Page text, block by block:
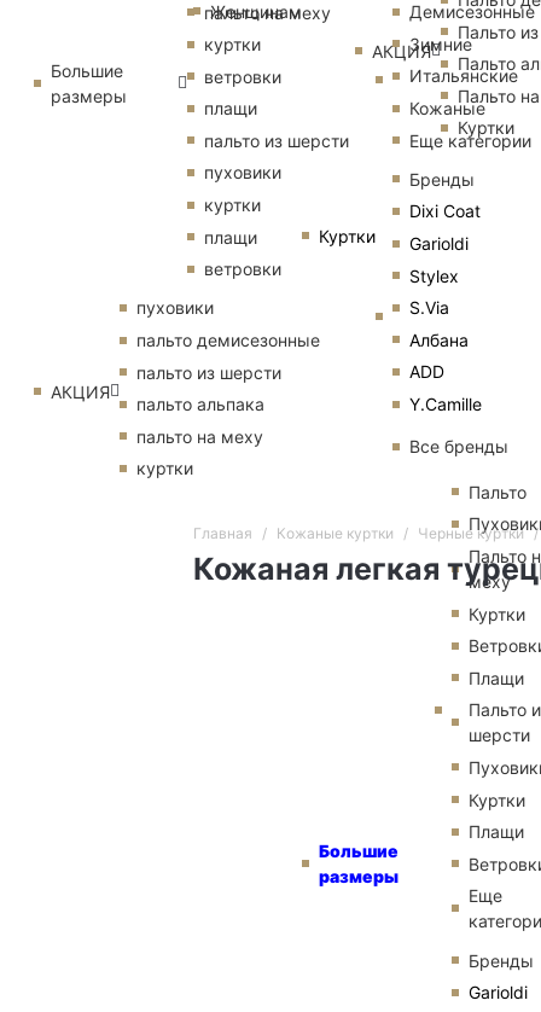
Женщинам
Куртки
Демисезонные
Зимние
Итальянские
Кожаные
Еще категории
Бренды
Dixi Coat
Garioldi
Stylex
S.Via
Албана
ADD
Y.Camille
Все бренды
Большие
размеры
Пальто
Пальто
меху
Куртки
Плащи
Пальто
шерсти
Куртки
Плащи
Еще
Бренды
Garioldi
Большие
размеры
пальто на меху
куртки
ветровки
плащи
пальто из шерсти
пуховики
куртки
плащи
ветровки
АКЦИЯ
пуховики
пальто демисезонные
пальто из шерсти
пальто альпака
пальто на меху
куртки
АКЦИЯ
Пальто
Пальто
Пальто
Куртки
Главная Кожаные куртки Черные куртки
Кожаная легкая